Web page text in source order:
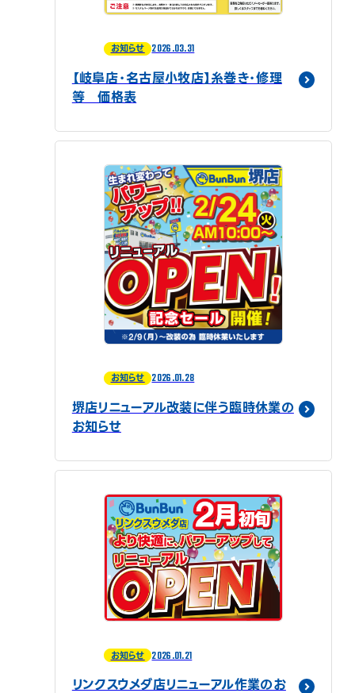
お知らせ 2026.03.31
【岐阜店・名古屋小牧店】糸巻き・修理
等 価格表
お知らせ 2026.01.28
堺店リニューアル改装に伴う臨時休業の
お知らせ
お知らせ 2026.01.21
リンクスウメダ店リニューアル作業のお